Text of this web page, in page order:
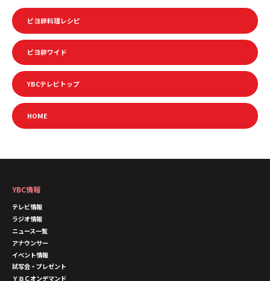
ピヨ卵料理レシピ
ピヨ卵ワイド
YBCテレビトップ
HOME
YBC情報
テレビ情報
ラジオ情報
ニュース一覧
アナウンサー
イベント情報
試写会・プレゼント
ＹＢＣオンデマンド